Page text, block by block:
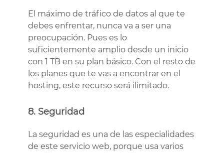
El máximo de tráfico de datos al que te
debes enfrentar, nunca va a ser una
preocupación. Pues es lo
suficientemente amplio desde un inicio
con 1 TB en su plan básico. Con el resto de
los planes que te vas a encontrar en el
hosting, este recurso será ilimitado.
8. Seguridad
La seguridad es una de las especialidades
de este servicio web, porque usa varios